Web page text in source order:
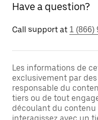
Have a question?
Call support at 1 (866)
Les informations de
exclusivement par
responsable du
tiers ou de tout
découlant du contenu